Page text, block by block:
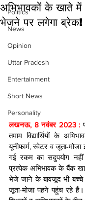
Politics
News
Opinion
Uttar Pradesh
Entertainment
Short News
Personality
अभिभावकों के खाते
भेजने पर लगेगा ब्रेक!
लखनऊ, 8 नवंबर 2023 :
तमाम विद्यार्थियों के
यूनीफार्म, स्वेटर व जूता-
गई रकम का सदुपयोग
प्रत्येक अभिभावक के बैंक
भेजे जाने के बावजूद भी बच्चे
जूता-मोजा पहने पहुंच रहे